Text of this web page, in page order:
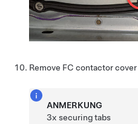
Remove FC contactor cover
ANMERKUNG
3x securing tabs